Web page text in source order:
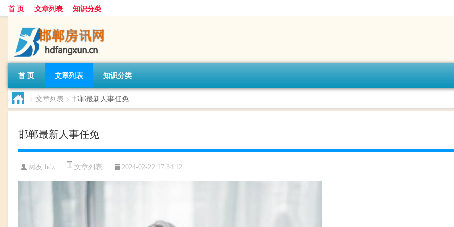
首 页 文章列表 知识分类
首 页 文章列表 知识分类
> 文章列表 > 邯郸最新人事任免
邯郸最新人事任免
网友:hdz 文章列表 2024-02-22 17:34:12